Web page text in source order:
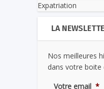
Expatriation
LA
Nos meilleures
dans votre boite
Votre email *